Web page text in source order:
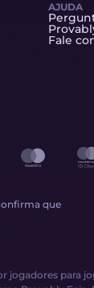
AJUDA
Fale
que
jogadores para